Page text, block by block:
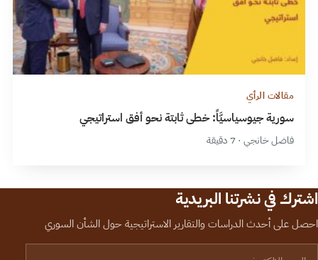
مقالات الرأي
سورية جيوسياسيَّاً: خطى ثابتة نحو أفق استراتيجي
فاضل خانجي · 7 دقيقة
اشترك في نشرتنا البريدية
احصل على أحدث الدراسات والتقارير الاستراتيجية حول الشأن السوري